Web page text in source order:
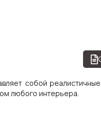
собой
любого интерьера.